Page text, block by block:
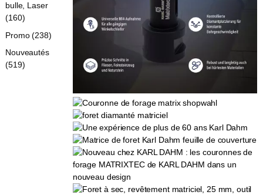
bulle, Laser
(160)
Promo (238)
Nouveautés
(519)